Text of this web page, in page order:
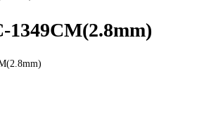
1349CM(2.8mm)